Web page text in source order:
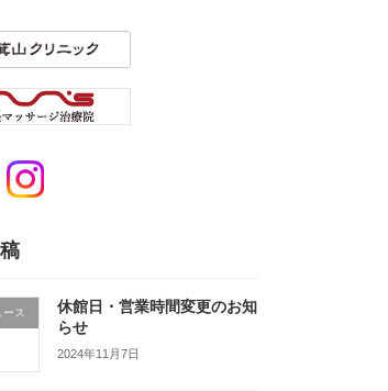
ース
休館日・営業時間変更のお知
らせ
2024年11月7日